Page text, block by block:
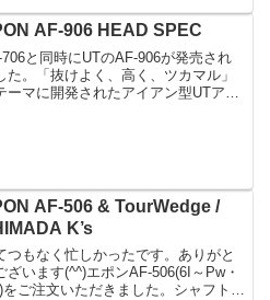
AF-906 HEAD SPEC
と同時にUTのAF-906が発売され
た。「抜けよく、高く、ツカマル」
ーマに開発されたアイアン型UTアイ
AF-506 & TourWedge /
K’s
つもなく忙しかったです。ありがと
ざいます(^^)エポンAF-506(6I～Pw・
をご注文いただきました。シャフトの